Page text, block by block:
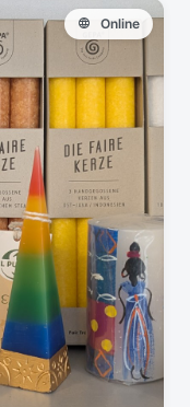
Online